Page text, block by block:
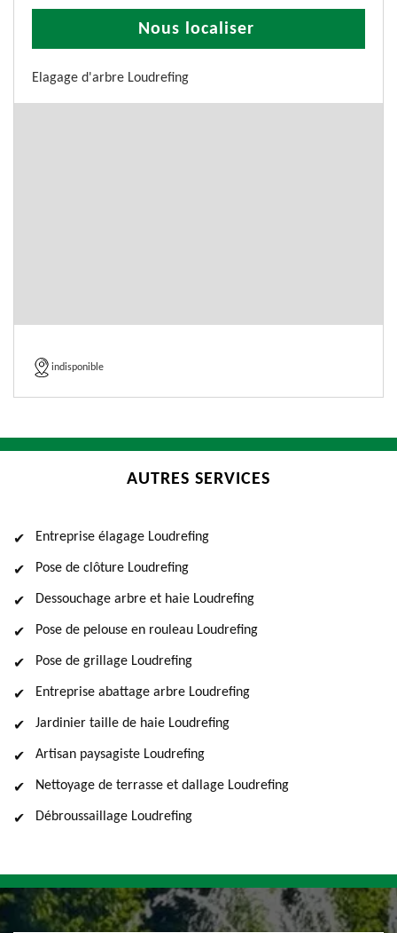
Nous localiser
Elagage d'arbre Loudrefing
indisponible
AUTRES SERVICES
Entreprise élagage Loudrefing
Pose de clôture Loudrefing
Dessouchage arbre et haie Loudrefing
Pose de pelouse en rouleau Loudrefing
Pose de grillage Loudrefing
Entreprise abattage arbre Loudrefing
Jardinier taille de haie Loudrefing
Artisan paysagiste Loudrefing
Nettoyage de terrasse et dallage Loudrefing
Débroussaillage Loudrefing